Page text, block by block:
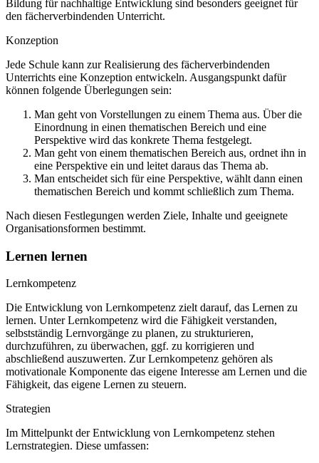
Bildung für nachhaltige Entwicklung sind besonders geeignet für
den fächerverbindenden Unterricht.
Konzeption
Jede Schule kann zur Realisierung des fächerverbindenden
Unterrichts eine Konzeption entwickeln. Ausgangspunkt dafür
können folgende Überlegungen sein:
Man geht von Vorstellungen zu einem Thema aus. Über die
Einordnung in einen thematischen Bereich und eine
Perspektive wird das konkrete Thema festgelegt.
Man geht von einem thematischen Bereich aus, ordnet ihn in
eine Perspektive ein und leitet daraus das Thema ab.
Man entscheidet sich für eine Perspektive, wählt dann einen
thematischen Bereich und kommt schließlich zum Thema.
Nach diesen Festlegungen werden Ziele, Inhalte und geeignete
Organisationsformen bestimmt.
Lernen lernen
Lernkompetenz
Die Entwicklung von Lernkompetenz zielt darauf, das Lernen zu
lernen. Unter Lernkompetenz wird die Fähigkeit verstanden,
selbstständig Lernvorgänge zu planen, zu strukturieren,
durchzuführen, zu überwachen, ggf. zu korrigieren und
abschließend auszuwerten. Zur Lernkompetenz gehören als
motivationale Komponente das eigene Interesse am Lernen und die
Fähigkeit, das eigene Lernen zu steuern.
Strategien
Im Mittelpunkt der Entwicklung von Lernkompetenz stehen
Lernstrategien. Diese umfassen: